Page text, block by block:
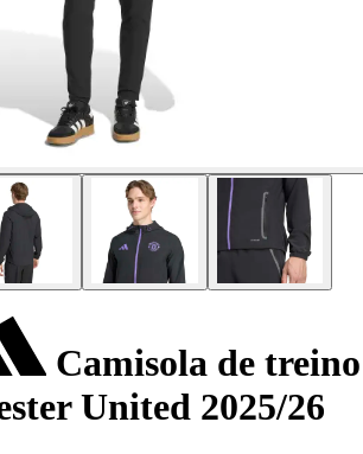
Camisola de treino
United 2025/26